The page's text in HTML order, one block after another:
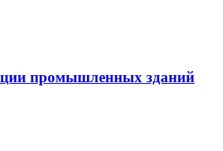
промышленных зданий